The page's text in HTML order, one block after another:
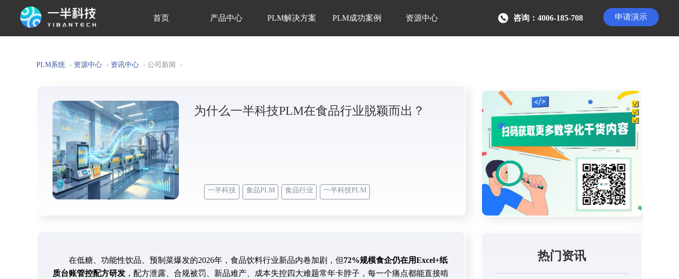
首页 产品中心 PLM解决方案 PLM成功案例 资源中心 申请演示
咨询：4006-185-708
PLM系统 > 资源中心 > 资讯中心 > 公司新闻 >
为什么一半科技PLM在食品行业脱颖而出？
一半科技 食品PLM 食品行业 一半科技PLM
在低糖、功能性饮品、预制菜爆发的2026年，食品饮料行业新品内卷加剧，但72%规模食企仍在用Excel+纸
质台账管控配方研发 ，配方泄露、合规被罚、新品难产、成本失控四大难题常年卡脖子，每一个痛点都能直接啃
热门资讯